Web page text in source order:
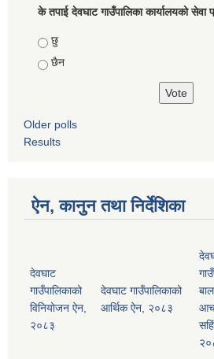
के तपाई देवघाट गाउँपालिका कार्यालयको
Choices
छु
छैन
Older polls
Results
ऐन, कानुन तथा निर्देशिका
देवघाट
गाउँपालिकाको
विनियोजन ऐन,
२०८३
देवघाट गाउँपालिकाको
आर्थिक ऐन, २०८३